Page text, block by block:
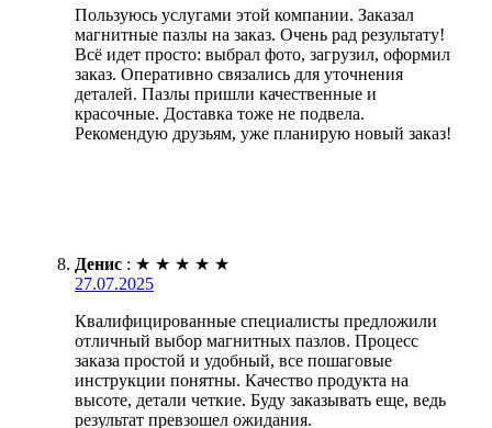
Пользуюсь услугами этой компании. Заказал
магнитные пазлы на заказ. Очень рад результату!
Всё идет просто: выбрал фото, загрузил, оформил
заказ. Оперативно связались для уточнения
деталей. Пазлы пришли качественные и
красочные. Доставка тоже не подвела.
Рекомендую друзьям, уже планирую новый заказ!
Денис : ★ ★ ★ ★ ★
27.07.2025
Квалифицированные специалисты предложили
отличный выбор магнитных пазлов. Процесс
заказа простой и удобный, все пошаговые
инструкции понятны. Качество продукта на
высоте, детали четкие. Буду заказывать еще, ведь
результат превзошел ожидания.